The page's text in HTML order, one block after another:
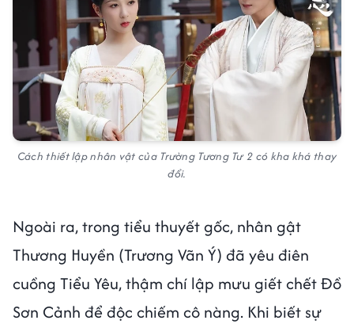
Cách thiết lập nhân vật của Trường Tương Tư 2 có kha khá thay
đổi.
Ngoài ra, trong tiểu thuyết gốc, nhân gật
Thương Huyền (Trương Vãn Ý) đã yêu điên
cuồng Tiểu Yêu, thậm chí lập mưu giết chết Đồ
Sơn Cảnh để độc chiếm cô nàng. Khi biết sự